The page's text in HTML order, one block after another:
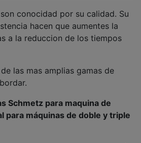
conocidad por su calidad. Su
hacen que aumentes la
a la reduccion de los tiempos
las mas amplias gamas de
Schmetz para maquina de
para máquinas de doble y triple